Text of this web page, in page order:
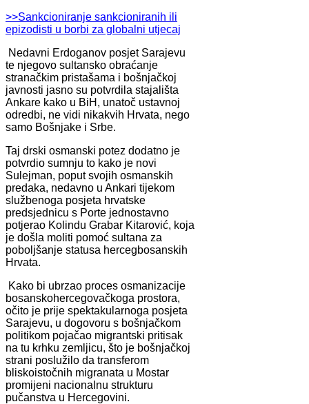
>>Sankcioniranje sankcioniranih ili
epizodisti u borbi za globalni utjecaj
Nedavni Erdoganov posjet Sarajevu
te njegovo sultansko obraćanje
stranačkim pristašama i bošnjačkoj
javnosti jasno su potvrdila stajališta
Ankare kako u BiH, unatoč ustavnoj
odredbi, ne vidi nikakvih Hrvata, nego
samo Bošnjake i Srbe.
Taj drski osmanski potez dodatno je
potvrdio sumnju to kako je novi
Sulejman, poput svojih osmanskih
predaka, nedavno u Ankari tijekom
službenoga posjeta hrvatske
predsjednicu s Porte jednostavno
potjerao Kolindu Grabar Kitarović, koja
je došla moliti pomoć sultana za
poboljšanje statusa hercegbosanskih
Hrvata.
Kako bi ubrzao proces osmanizacije
bosanskohercegovačkoga prostora,
očito je prije spektakularnoga posjeta
Sarajevu, u dogovoru s bošnjačkom
politikom pojačao migrantski pritisak
na tu krhku zemljicu, što je bošnjačkoj
strani poslužilo da transferom
bliskoistočnih migranata u Mostar
promijeni nacionalnu strukturu
pučanstva u Hercegovini.